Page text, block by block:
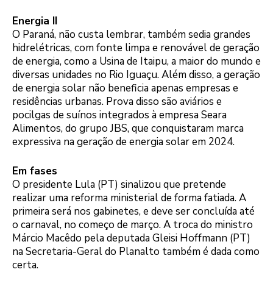
Energia II
O Paraná, não custa lembrar, também sedia grandes
hidrelétricas, com fonte limpa e renovável de geração
de energia, como a Usina de Itaipu, a maior do mundo e
diversas unidades no Rio Iguaçu. Além disso, a geração
de energia solar não beneficia apenas empresas e
residências urbanas. Prova disso são aviários e
pocilgas de suínos integrados à empresa Seara
Alimentos, do grupo JBS, que conquistaram marca
expressiva na geração de energia solar em 2024.
Em fases
O presidente Lula (PT) sinalizou que pretende
realizar uma reforma ministerial de forma fatiada. A
primeira será nos gabinetes, e deve ser concluída até
o carnaval, no começo de março. A troca do ministro
Márcio Macêdo pela deputada Gleisi Hoffmann (PT)
na Secretaria-Geral do Planalto também é dada como
certa.